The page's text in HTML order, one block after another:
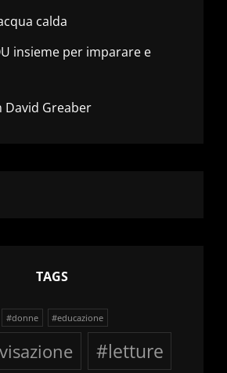
calda
insieme per imparare e
David Greaber
TAGS
#donne #educazione
#letture